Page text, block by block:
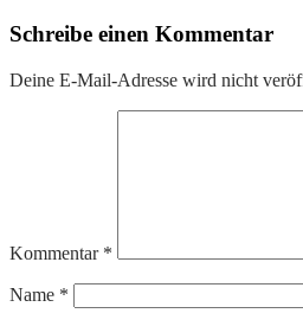
Schreibe einen Kommentar
Deine E-Mail-Adresse wird nicht
Kommentar *
Name *